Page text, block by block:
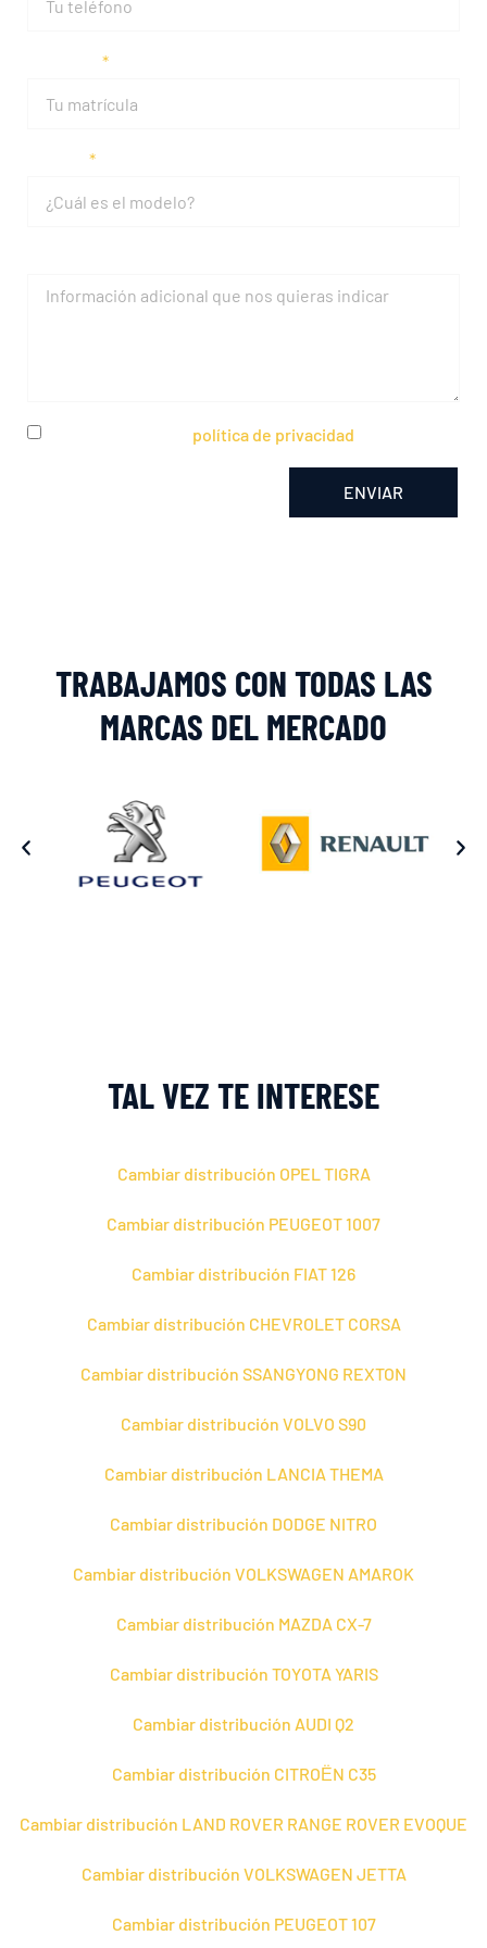
política de privacidad
ENVIAR
TRABAJAMOS CON TODAS LAS
MARCAS DEL MERCADO
TAL VEZ TE INTERESE
Cambiar distribución OPEL TIGRA
Cambiar distribución PEUGEOT 1007
Cambiar distribución FIAT 126
Cambiar distribución CHEVROLET CORSA
Cambiar distribución SSANGYONG REXTON
Cambiar distribución VOLVO S90
Cambiar distribución LANCIA THEMA
Cambiar distribución DODGE NITRO
Cambiar distribución VOLKSWAGEN AMAROK
Cambiar distribución MAZDA CX-7
Cambiar distribución TOYOTA YARIS
Cambiar distribución AUDI Q2
Cambiar distribución CITROЁN C35
Cambiar distribución LAND ROVER RANGE ROVER EVOQUE
Cambiar distribución VOLKSWAGEN JETTA
Cambiar distribución PEUGEOT 107